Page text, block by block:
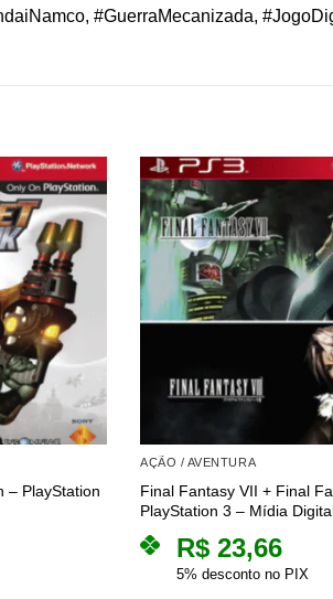
#GuerraMecanizada,
– PlayStation
AÇÃO / AVENTURA
Final Fantasy VII + Final
PlayStation 3 – Mídia
R$ 23,66
5% desconto no PIX